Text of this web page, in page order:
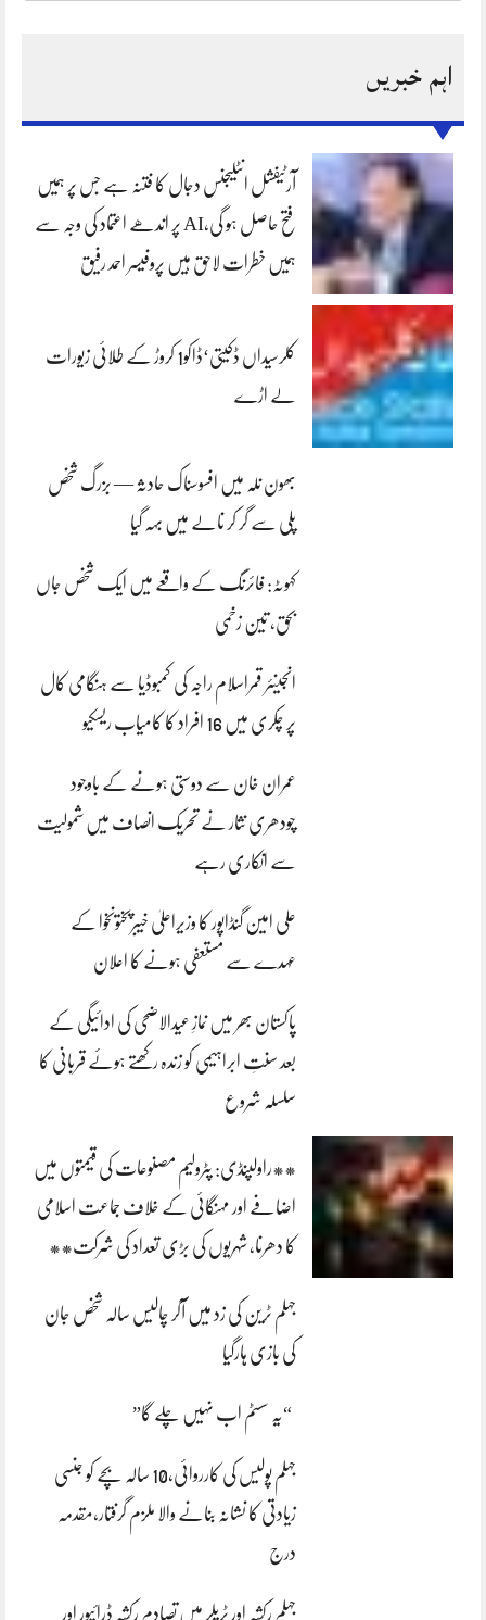
اہم خبریں
آرٹیفشل انٹلیجنس دجال کا فتنہ ہے جس پر ہمیں
فتح حاصل ہو گی،AI پر اندھے اعتماد کی وجہ سے
ہمیں خطرات لاحق ہیں پروفیسر احمد رفیق
کلرسیداں ڈکیتی‘ڈاکو1 کروڑ کے طلائی زیورات
لے اڑے
بھون نلہ میں افسوسناک حادثہ — بزرگ شخص
پلی سے گر کر نالے میں بہہ گیا
کہوٹہ: فائرنگ کے واقعے میں ایک شخص جاں
بحق، تین زخمی
انجینئر قمراسلام راجہ کی کمبوڈیا سے ہنگامی کال
پر چکری میں 16 افراد کا کامیاب ریسکیو
عمران خان سے دوستی ہونے کے باوجود
چودھری نثار نے تحریک انصاف میں شمولیت
سے انکاری رہے
علی امین گنڈاپور کا وزیراعلیٰ خیبرپختونخوا کے
عہدے سے مستعفی ہونے کا اعلان
پاکستان بھر میں نمازِ عیدالاضحی کی ادائیگی کے
بعد سنتِ ابراہیمی کو زندہ رکھتے ہوئے قربانی کا
سلسلہ شروع
**راولپنڈی: پٹرولیم مصنوعات کی قیمتوں میں
اضافے اور مہنگائی کے خلاف جماعت اسلامی
کا دھرنا، شہریوں کی بڑی تعداد کی شرکت**
جہلم ٹرین کی زد میں آکر چالیس سالہ شخص جان
کی بازی ہارگیا
“یہ سسٹم اب نہیں چلے گا”
جہلم پولیس کی کارروائی،10 سالہ بچے کو جنسی
زیادتی کا نشانہ بنانے والا ملزم گرفتار،مقدمہ
درج
جہلم رکشہ اور ٹریلر میں تصادم رکشہ ڈرائیور اور